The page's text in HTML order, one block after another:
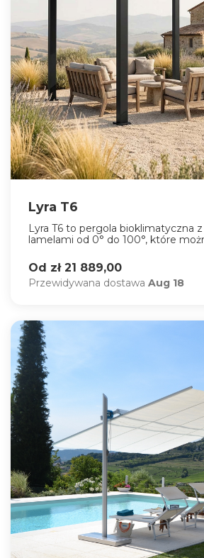
Lyra T6
Lyra T6 to pergola bioklimatyczna
lamelami od 0° do 100°, które
Od zł 21 889,00
Przewidywana dostawa Aug 18